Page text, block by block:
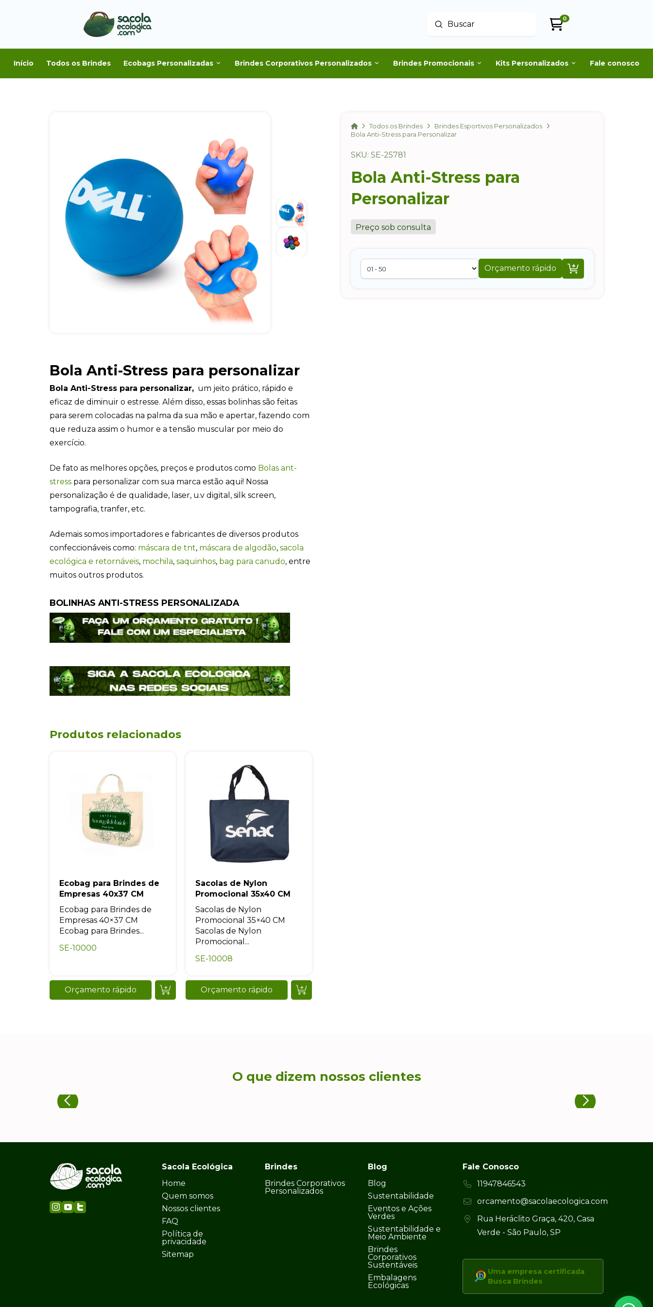
Buscar
Enviar
0
Início Todos os Brindes Ecobags Personalizadas Brindes Corporativos Personalizados Brindes Promocionais Kits Personalizados Fale conosco
HomeTodos os Brindes
Brindes Esportivos Personalizados
Bola Anti-Stress para Personalizar
SKU: SE-25781
Bola Anti-Stress para
Personalizar
Preço sob consulta
Orçamento rápido 
Bola Anti-Stress para personalizar
Bola Anti-Stress para personalizar, um jeito prático, rápido e
eficaz de diminuir o estresse. Além disso, essas bolinhas são feitas
para serem colocadas na palma da sua mão e apertar, fazendo com
que reduza assim o humor e a tensão muscular por meio do
exercício.
De fato as melhores opções, preços e produtos como Bolas ant-
stress para personalizar com sua marca estão aqui! Nossa
personalização é de qualidade, laser, u.v digital, silk screen,
tampografia, tranfer, etc.
Ademais somos importadores e fabricantes de diversos produtos
confeccionáveis como: máscara de tnt, máscara de algodão, sacola
ecológica e retornáveis, mochila, saquinhos, bag para canudo, entre
muitos outros produtos.
BOLINHAS ANTI-STRESS PERSONALIZADA
Produtos relacionados
Ecobag para Brindes de
Empresas 40x37 CM
Ecobag para Brindes de
Empresas 40×37 CM
Ecobag para Brindes...
SE-10000
Orçamento rápido
Sacolas de Nylon
Promocional 35x40 CM
Sacolas de Nylon
Promocional 35×40 CM
Sacolas de Nylon
Promocional...
SE-10008
Orçamento rápido
O que dizem nossos clientes
Sacola Ecológica
Home
Quem somos
Nossos clientes
FAQ
Política de
privacidade
Sitemap
Brindes
Brindes Corporativos
Personalizados
Blog
Blog
Sustentabilidade
Eventos e Ações
Verdes
Sustentabilidade e
Meio Ambiente
Brindes
Corporativos
Sustentáveis
Embalagens
Ecológicas
Fale Conosco
11947846543
orcamento@sacolaecologica.com
Rua Heráclito Graça, 420, Casa
Verde - São Paulo, SP
Uma empresa certificada
Busca Brindes
Sacola Ecológica
online
+55
marketing. Você pode alterar suas preferências a qualquer
momento.